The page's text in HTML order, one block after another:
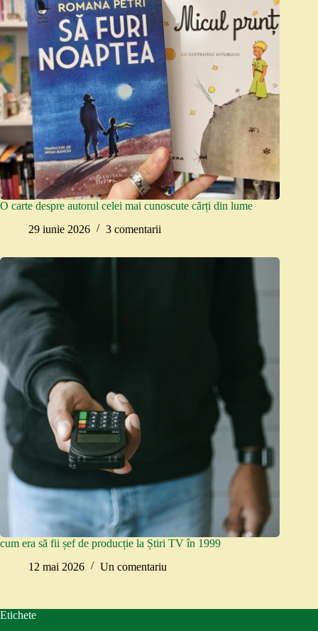
O carte despre autorul celei mai cunoscute cărți din lume
29 iunie 2026
3 comentarii
cum era să fii șef de producție la Știri TV în 1999
12 mai 2026
Un comentariu
Etichete